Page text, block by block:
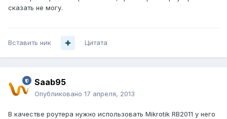
сказать не могу.
Вставить ник Цитата
Saab95
Опубликовано 17 апреля, 2013
В качестве роутера нужно использовать Mikrotik RB2011 у него